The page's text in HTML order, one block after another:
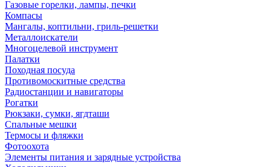
Газовые горелки, лампы, печки
Компасы
Мангалы, коптильни, гриль-решетки
Металлоискатели
Многоцелевой инструмент
Палатки
Походная посуда
Противомоскитные средства
Радиостанции и навигаторы
Рогатки
Рюкзаки, сумки, ягдташи
Спальные мешки
Термосы и фляжки
Фотоохота
Элементы питания и зарядные устройства